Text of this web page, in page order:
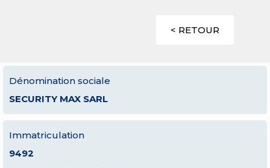
< RETOUR
Dénomination sociale
SECURITY MAX SARL
Immatriculation
9492